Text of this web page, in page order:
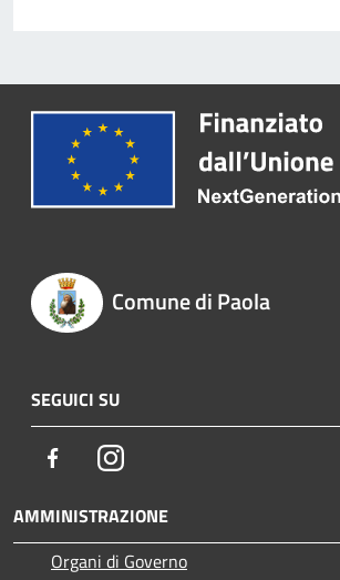
Comune di Paola
SEGUICI SU
FacebookInstagram
AMMINISTRAZIONE
Organi di Governo